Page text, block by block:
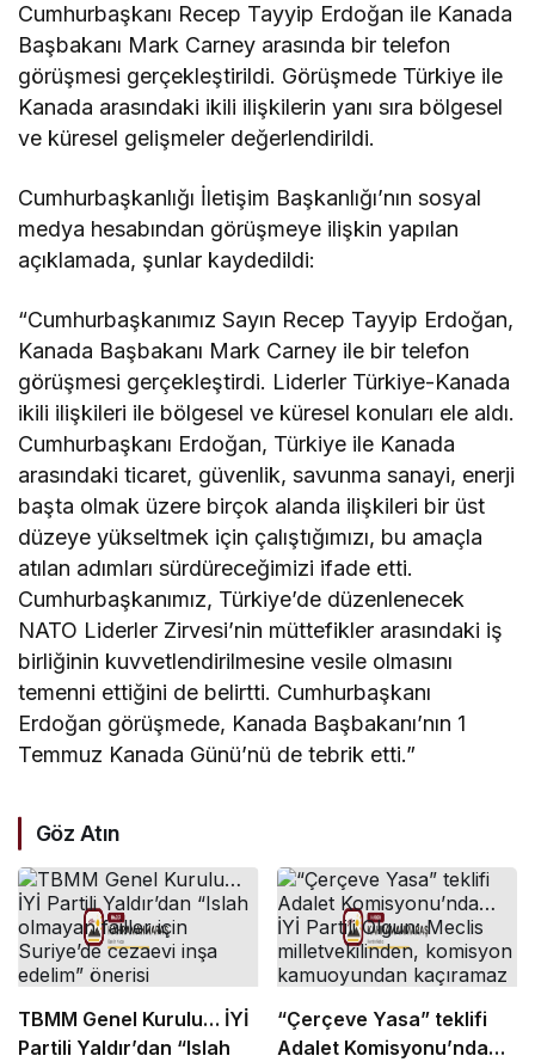
Cumhurbaşkanı Recep Tayyip Erdoğan ile Kanada
Başbakanı Mark Carney arasında bir telefon
görüşmesi gerçekleştirildi. Görüşmede Türkiye ile
Kanada arasındaki ikili ilişkilerin yanı sıra bölgesel
ve küresel gelişmeler değerlendirildi.
Cumhurbaşkanlığı İletişim Başkanlığı’nın sosyal
medya hesabından görüşmeye ilişkin yapılan
açıklamada, şunlar kaydedildi:
“Cumhurbaşkanımız Sayın Recep Tayyip Erdoğan,
Kanada Başbakanı Mark Carney ile bir telefon
görüşmesi gerçekleştirdi. Liderler Türkiye-Kanada
ikili ilişkileri ile bölgesel ve küresel konuları ele aldı.
Cumhurbaşkanı Erdoğan, Türkiye ile Kanada
arasındaki ticaret, güvenlik, savunma sanayi, enerji
başta olmak üzere birçok alanda ilişkileri bir üst
düzeye yükseltmek için çalıştığımızı, bu amaçla
atılan adımları sürdüreceğimizi ifade etti.
Cumhurbaşkanımız, Türkiye’de düzenlenecek
NATO Liderler Zirvesi’nin müttefikler arasındaki iş
birliğinin kuvvetlendirilmesine vesile olmasını
temenni ettiğini de belirtti. Cumhurbaşkanı
Erdoğan görüşmede, Kanada Başbakanı’nın 1
Temmuz Kanada Günü’nü de tebrik etti.”
Göz Atın
TBMM Genel Kurulu… İYİ
Partili Yaldır’dan “Islah
“Çerçeve Yasa” teklifi
Adalet Komisyonu’nda…